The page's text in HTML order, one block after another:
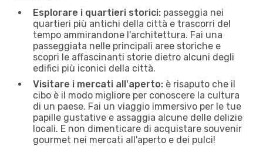
Esplorare i quartieri storici: passeggia nei
quartieri più antichi della città e trascorri del
tempo ammirandone l'architettura. Fai una
passeggiata nelle principali aree storiche e
scopri le affascinanti storie dietro alcuni degli
edifici più iconici della città.
Visitare i mercati all'aperto: è risaputo che il
cibo è il modo migliore per conoscere la cultura
di un paese. Fai un viaggio immersivo per le tue
papille gustative e assaggia alcune delle delizie
locali. E non dimenticare di acquistare souvenir
gourmet nei mercati all'aperto e dei pulci!